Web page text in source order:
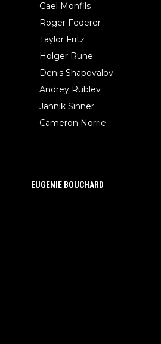
Gael Monfils
Roger Federer
Taylor Fritz
Holger Rune
Denis Shapovalov
Andrey Rublev
Jannik Sinner
Cameron Norrie
EUGENIE BOUCHARD